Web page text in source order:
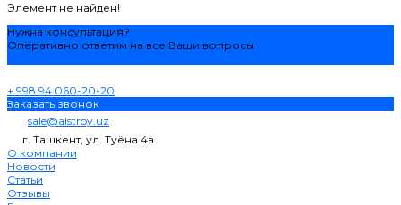
Элемент не найден!
Нужна консультация?
Оперативно ответим на все Ваши вопросы
+ 998 94 060-20-20
Заказать звонок
sale@alstroy.uz
г. Ташкент, ул. Туёна 4а
О компании
Новости
Статьи
Отзывы